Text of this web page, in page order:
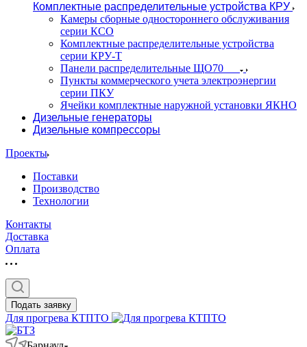
Комплектные распределительные устройства КРУ
Камеры сборные одностороннего обслуживания
серии КСО
Комплектные распределительные устройства
серии КРУ-Т
Панели распределительные ЩО70
Пункты коммерческого учета электроэнергии
серии ПКУ
Ячейки комплектные наружной установки ЯКНО
Дизельные генераторы
Дизельные компрессоры
Проекты
Поставки
Производство
Технологии
Контакты
Доставка
Оплата
Подать заявку
Для прогрева КТПТО